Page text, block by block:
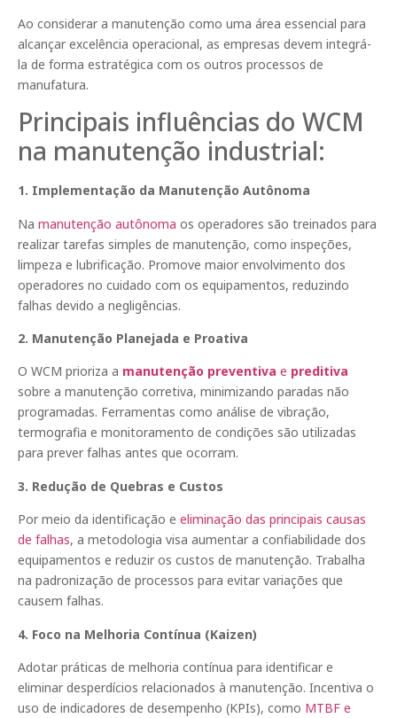
Ao considerar a manutenção como uma área essencial para
alcançar excelência operacional, as empresas devem integrá-
la de forma estratégica com os outros processos de
manufatura.
Principais influências do WCM
na manutenção industrial:
1. Implementação da Manutenção Autônoma
Na manutenção autônoma os operadores são treinados para
realizar tarefas simples de manutenção, como inspeções,
limpeza e lubrificação. Promove maior envolvimento dos
operadores no cuidado com os equipamentos, reduzindo
falhas devido a negligências.
2. Manutenção Planejada e Proativa
O WCM prioriza a manutenção preventiva e preditiva
sobre a manutenção corretiva, minimizando paradas não
programadas. Ferramentas como análise de vibração,
termografia e monitoramento de condições são utilizadas
para prever falhas antes que ocorram.
3. Redução de Quebras e Custos
Por meio da identificação e eliminação das principais causas
de falhas, a metodologia visa aumentar a confiabilidade dos
equipamentos e reduzir os custos de manutenção. Trabalha
na padronização de processos para evitar variações que
causem falhas.
4. Foco na Melhoria Contínua (Kaizen)
Adotar práticas de melhoria contínua para identificar e
eliminar desperdícios relacionados à manutenção. Incentiva o
uso de indicadores de desempenho (KPIs), como MTBF e